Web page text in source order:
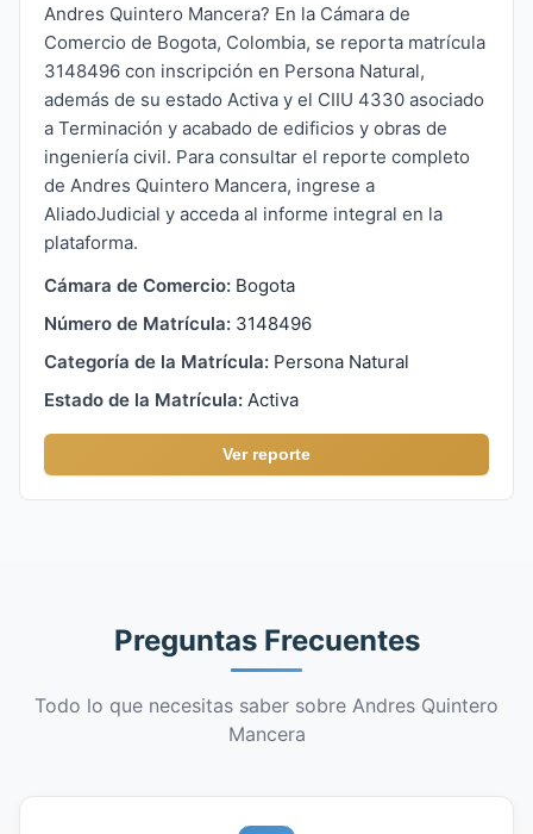
Andres Quintero Mancera? En la Cámara de
Comercio de Bogota, Colombia, se reporta matrícula
3148496 con inscripción en Persona Natural,
además de su estado Activa y el CIIU 4330 asociado
a Terminación y acabado de edificios y obras de
ingeniería civil. Para consultar el reporte completo
de Andres Quintero Mancera, ingrese a
AliadoJudicial y acceda al informe integral en la
plataforma.
Cámara de Comercio: Bogota
Número de Matrícula: 3148496
Categoría de la Matrícula: Persona Natural
Estado de la Matrícula: Activa
Ver reporte
Preguntas Frecuentes
Todo lo que necesitas saber sobre Andres Quintero
Mancera